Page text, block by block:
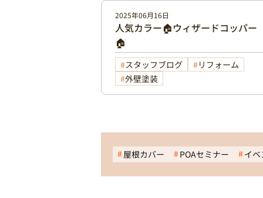
2025年06月16日
人気カラー🏠ウィザードコッパー
🏠
スタッフブログ
リフォーム
外壁塗装
屋根カバー POAセミナー イベ